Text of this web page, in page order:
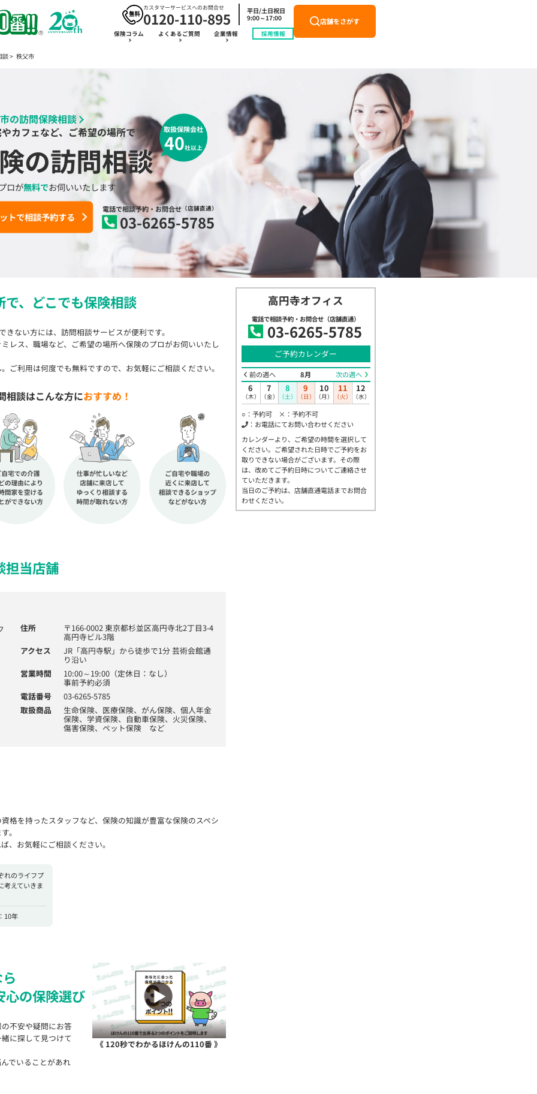
カスタマーサービスへのお問合せ
0120-110-895
平日/土日祝日
9:00～17:00
保険コラム よくあるご質問 企業情報 採用情報
店舗をさがす
談 秩父市
の訪問保険相談
カフェなど、ご希望の場所で
の訪問相談
ロが無料でお伺いいたします
取扱保険会社
40社以上
電話で相談予約・お問合せ（店舗直通）
03-6265-5785
トで相談予約する
、 どこでも保険相談
きない方には、訪問相談サービスが便利です。
レス、職場など、ご希望の場所へ保険のプロがお伺いいたし
ご利用は何度でも無料ですので、お気軽にご相談ください。
相談はこんな方におすすめ！
担当店舗
住所 〒166-0002 東京都杉並区高円寺北2丁目3-4
高円寺ビル3階
アクセス
JR「高円寺駅」から徒歩で1分 芸術会館通
り沿い
営業時間
10:00～19:00（定休日：なし）
事前予約必須
電話番号
03-6265-5785
取扱商品
生命保険、医療保険、がん保険、個人年金
保険、学資保険、自動車保険、火災保険、
傷害保険、ペット保険 など
格を持ったスタッフなど、保険の知識が豊富な保険のスペシ
。
、お気軽にご相談ください。
れのライフプ
考えていきま
10年
心の保険選び
《 120秒でわかるほけんの110番 》
不安や疑問にお答
に探して見つけて
でいることがあれ
高円寺オフィス
ご予約カレンダー
前の週へ 8月 次の週へ
6
（木）
7
（金）
8
（土）
9
（日）
10
（月）
11
（火）
12
（水）
○：予約可 ×：予約不可
：お電話にてお問い合わせください
カレンダーより、ご希望の時間を選択して
ください。ご希望された日時でご予約をお
取りできない場合がございます。その際
は、改めてご予約日時についてご連絡させ
ていただきます。
当日のご予約は、店舗直通電話までお問合
わせください。
電話で相談予約・お問合せ（店舗直通）
03-6265-5785